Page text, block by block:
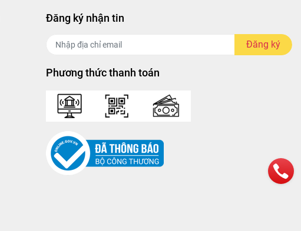
Đăng ký nhận tin
Đăng ký
Phương thức thanh toán